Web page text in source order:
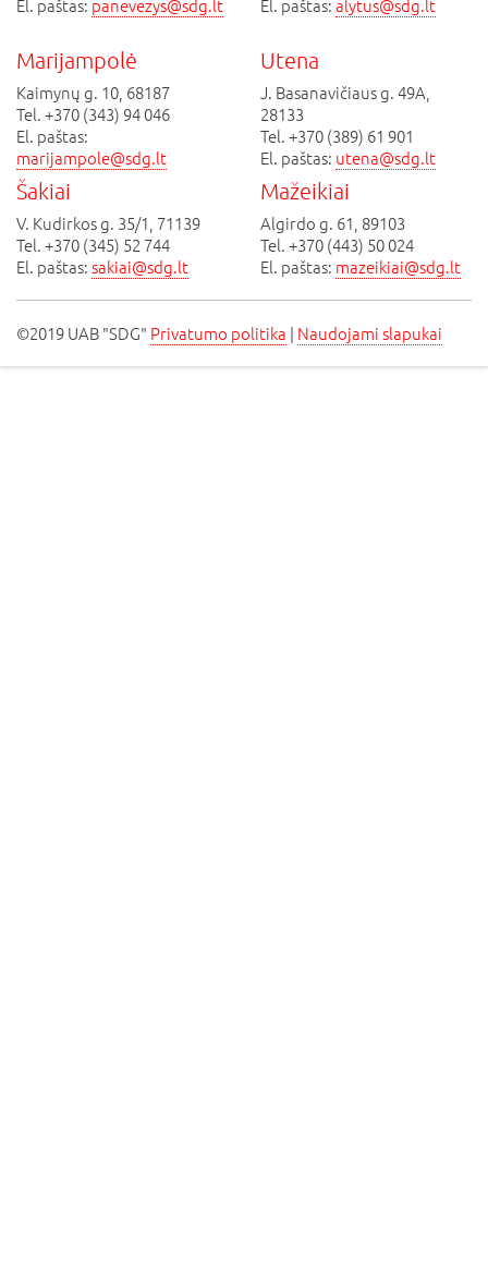
El. paštas: panevezys@sdg.lt El. paštas:alytus@sdg.lt
Marijampolė
Kaimynų g. 10, 68187
Tel. +370 (343) 94 046
El. paštas:
marijampole@sdg.lt
Utena
J. Basanavičiaus g. 49A,
28133
Tel. +370 (389) 61 901
El. paštas: utena@sdg.lt
Šakiai
V. Kudirkos g. 35/1, 71139
Tel. +370 (345) 52 744
El. paštas:sakiai@sdg.lt
Mažeikiai
Algirdo g. 61, 89103
Tel. +370 (443) 50 024
El. paštas: mazeikiai@sdg.lt
©2019 UAB "SDG" Privatumo politika | Naudojami slapukai